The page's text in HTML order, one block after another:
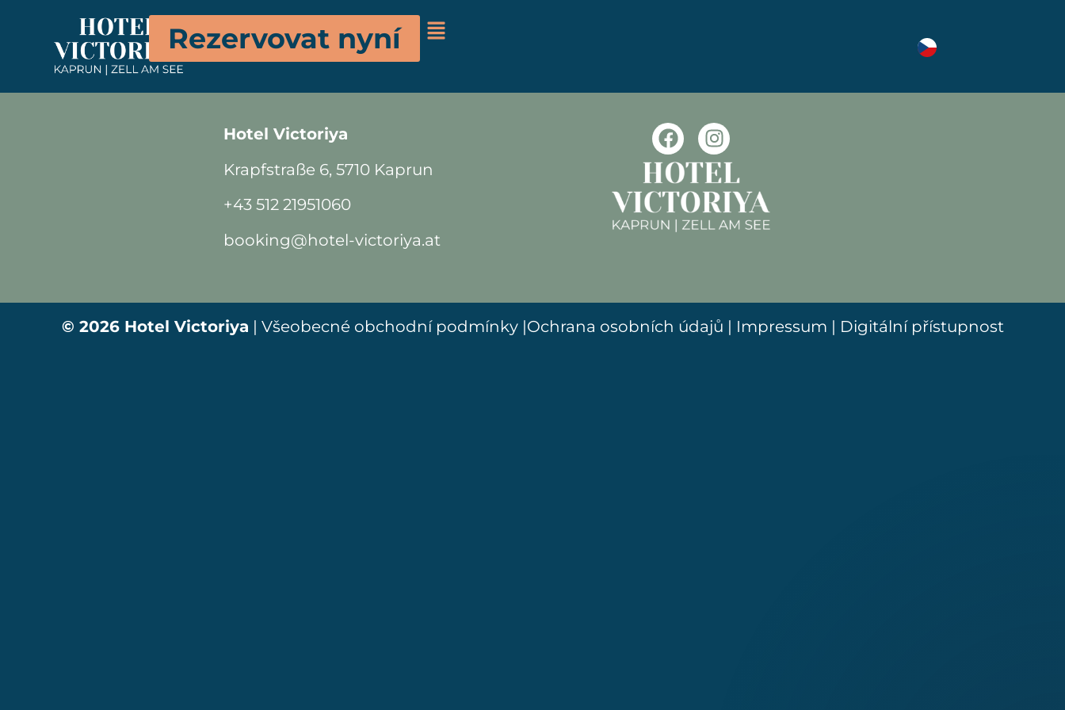
Rezervovat nyní
Župany jsou k dispozici na recepci. Za zapůjčení si účtujeme poplatek 10 €
za kus po dobu pobytu.
Hotel Victoriya
Krapfstraße 6, 5710 Kaprun
+43 512 21951060
booking@hotel-victoriya.at
© 2026 Hotel Victoriya | Všeobecné obchodní podmínky|Ochrana osobních údajů | Impressum | Digitální přístupnost